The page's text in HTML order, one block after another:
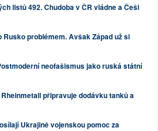
listů 492. Chudoba v ČR vládne a Češi
Rusko problémem. Avšak Západ už si
neofašismus jako ruská státní
připravuje dodávku tanků a
Ukrajině vojenskou pomoc za